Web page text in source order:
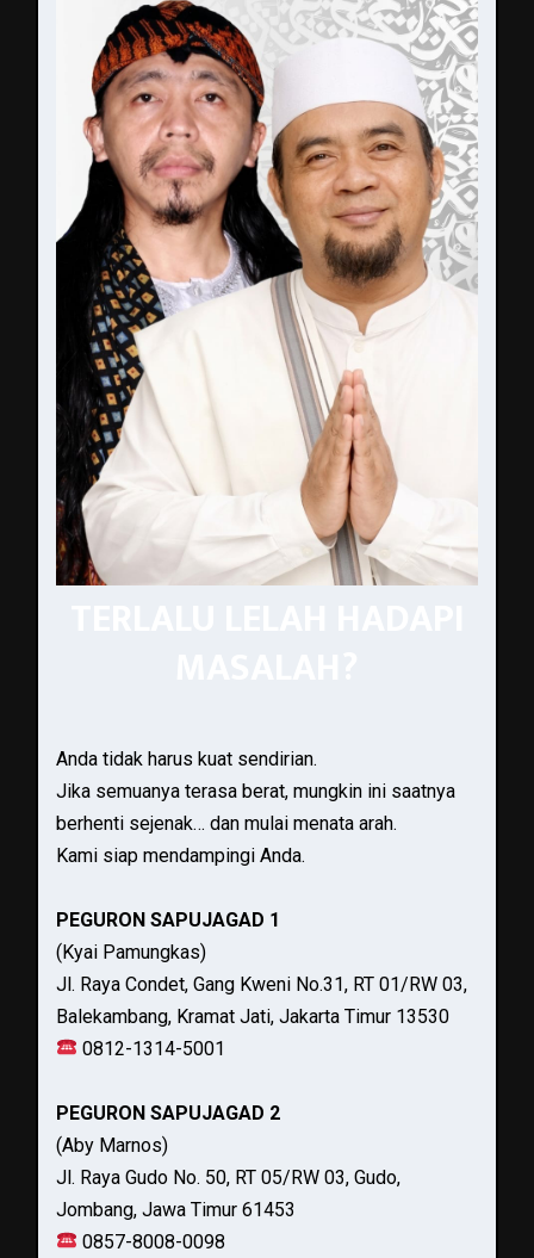
Anda tidak harus kuat sendirian.
Jika semuanya terasa berat, mungkin ini saatnya
berhenti sejenak… dan mulai menata arah.
Kami siap mendampingi Anda.
PEGURON SAPUJAGAD 1
(Kyai Pamungkas)
Jl. Raya Condet, Gang Kweni No.31, RT 01/RW 03,
Balekambang, Kramat Jati, Jakarta Timur 13530
0812-1314-5001
PEGURON SAPUJAGAD 2
(Aby Marnos)
Jl. Raya Gudo No. 50, RT 05/RW 03, Gudo,
Jombang, Jawa Timur 61453
0857-8008-0098